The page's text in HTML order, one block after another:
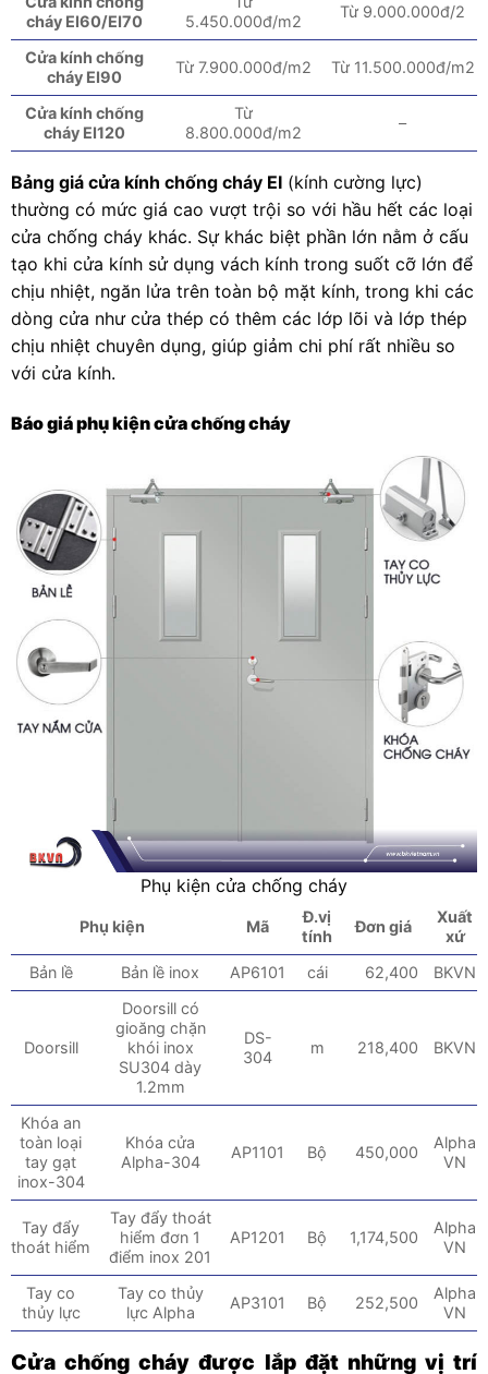
cháy EI60/EI70
5.450.000đ/m2
Từ 9.000.000đ/2
Cửa kính chống
cháy EI90
Từ 7.900.000đ/m2 Từ 11.500.000đ/m2
Cửa kính chống
cháy EI120
Từ
8.800.000đ/m2
–
Bảng giá cửa kính chống cháy EI(kính cường lực)
thường có mức giá cao vượt trội so với hầu hết các loại
cửa chống cháy khác. Sự khác biệt phần lớn nằm ở cấu
tạo khi cửa kính sử dụng vách kính trong suốt cỡ lớn để
chịu nhiệt, ngăn lửa trên toàn bộ mặt kính, trong khi các
dòng cửa như cửa thép có thêm các lớp lõi và lớp thép
chịu nhiệt chuyên dụng, giúp giảm chi phí rất nhiều so
với cửa kính.
Báo giá phụ kiện cửa chống cháy
Phụ kiện cửa chống cháy
Phụ kiện Mã
Đ.vị
tính
Đơn giá
Xuất
xứ
Bản lề
Bản lề inox AP6101 cái 62,400 BKVN
Doorsill
Doorsill có
gioăng chặn
khói inox
SU304 dày
1.2mm
DS-
304
m 218,400 BKVN
Khóa an
toàn loại
tay gạt
inox-304
Khóa cửa
Alpha-304
AP1101 Bộ 450,000
Alpha
VN
Tay đẩy
thoát hiểm
Tay đẩy thoát
hiểm đơn 1
điểm inox 201
AP1201 Bộ 1,174,500
Alpha
VN
Tay co
thủy lực
Tay co thủy
lực Alpha
AP3101 Bộ 252,500
Alpha
VN
Cửa chống cháy được lắp đặt những vị trí